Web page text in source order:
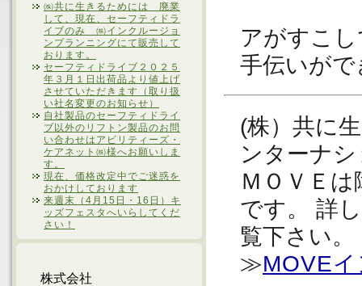
㈱共に生きるためには 廃業
して、現在、セーフティドラ
イブのみ ㈱インクルージョ
ンプランニングにて販売して
おります。
セーフティドライブ２０２５
年３月１日出荷品より値上げ
させていただきます（取り扱
い社名変更のお知らせ）
自社製品のセーフティドライ
ブ以外のリフトン製品のお問
い合わせはアビリティーズ・
ケアネット㈱様へお願いしま
す。
現在、価格改定中でご迷惑を
おかけしております
来週末（4月15日・16日）キ
ッズフェスタへいらしてくだ
さい！
株式会社
アがすこ
手伝いが
(株）共に
ンターナ
ＭＯＶＥ
です。 詳
覧下さい。
≫MOVE